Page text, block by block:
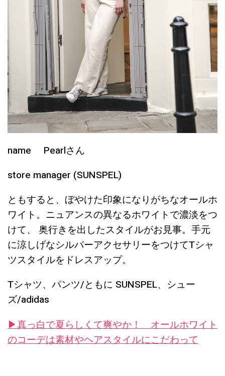
name Pearlさん
store manager (SUNSPEL)
ともすると、ぼやけた印象になりがちなオールホ
ワイト。ニュアンスの異なるホワイトで濃淡をつ
けて、 奥行きを出したスタイルがお見事。手元
に涼しげなシルバーアクセサリーをつけてTシャ
ツスタイルをドレスアップ。
Tシャツ、パンツ/ともに SUNSPEL、シュー
ズ/adidas
▶︎真っ白で夏らしくて爽やか！ オールホワイト
のコーデは素材やヘアスタイルにこだわって